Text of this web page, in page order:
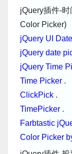
jQuery插件-
Color Picker)
jQuery UI
jQuery date
jQuery Time
Time Picker .
ClickPick .
TimePicker .
Farbtastic
Color Picker